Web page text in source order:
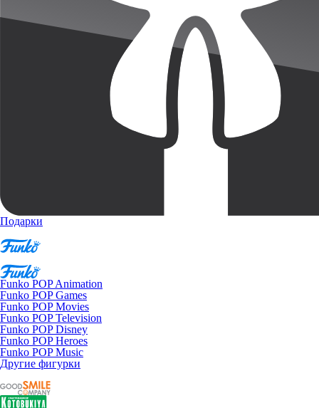
Подарки
Funko POP Animation
Funko POP Games
Funko POP Movies
Funko POP Television
Funko POP Disney
Funko POP Heroes
Funko POP Music
Другие фигурки